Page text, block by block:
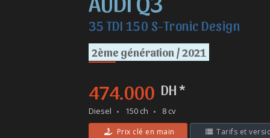
35 TDI 150 S-Tronic Design
2ème génération / 2021
474.000 DH *
Diesel 150 ch 8 cv
Prix clé en main Tarifs et